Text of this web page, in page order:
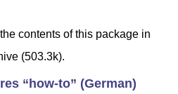
Documentation License.
l2picfaq.tex
the contents of this package in
(503.3k).
how-to (German)